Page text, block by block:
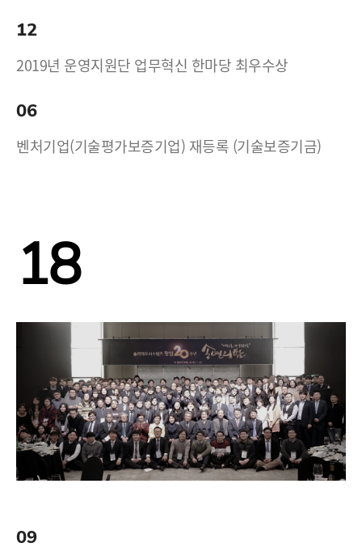
12
2019년 운영지원단 업무혁신 한마당 최우수상
06
벤처기업(기술평가보증기업) 재등록 (기술보증기금)
18
09